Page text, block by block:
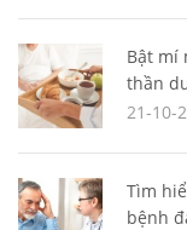
Bật mí
thần
21-10-
Tìm
bệnh